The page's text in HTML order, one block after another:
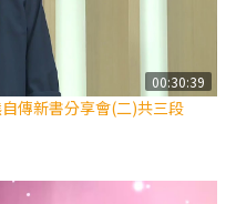
00:30:39
傳新書分享會(二)共三段